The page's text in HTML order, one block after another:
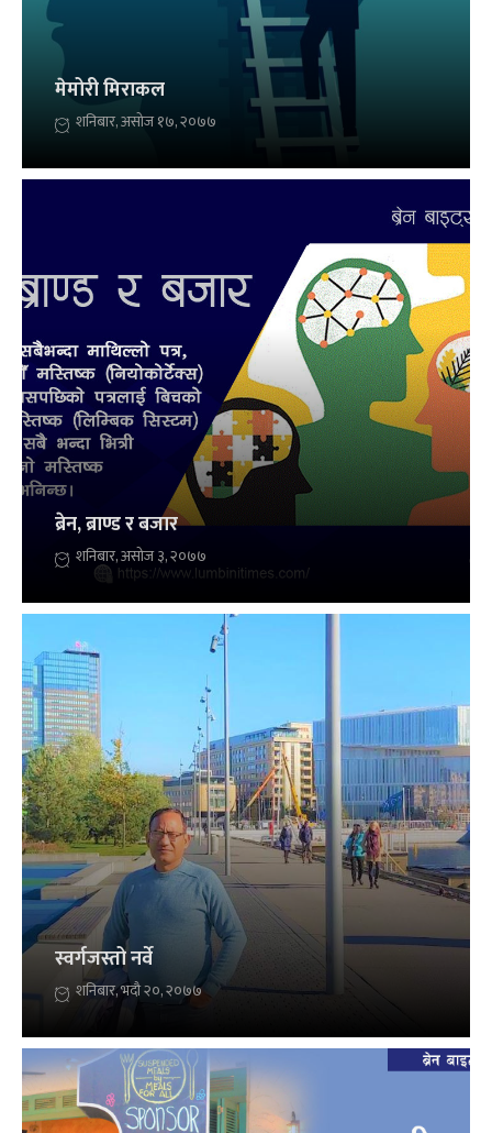
मेमोरी मिराकल
शनिबार, असोज १७, २०७७
ब्रेन, ब्राण्ड र बजार
शनिबार, असोज ३, २०७७
स्वर्गजस्तो नर्वे
शनिबार, भदौ २०, २०७७